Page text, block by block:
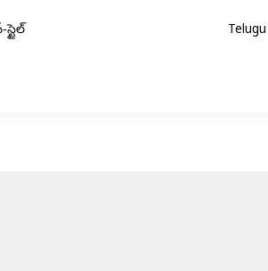
స్టైల్ Telugu